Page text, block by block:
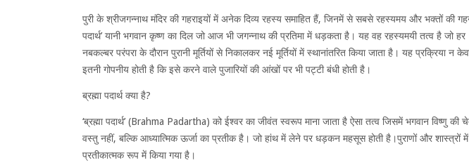
पुरी के श्रीजगन्नाथ मंदिर की गहराइयों में अनेक दिव्य रहस्य समाहित हैं, जिनमें से सबसे रहस्यमय और भक्तों की
पदार्थ’ यानी भगवान कृष्ण का दिल जो आज भी जगन्नाथ की प्रतिमा में धड़कता है। यह वह रहस्यमयी तत्व है जो हर
नबकल्बर परंपरा के दौरान पुरानी मूर्तियों से निकालकर नई मूर्तियों में स्थानांतरित किया जाता है। यह प्रक्रिया न
इतनी गोपनीय होती है कि इसे करने वाले पुजारियों की आंखों पर भी पट्टी बंधी होती है।
ब्रह्मा पदार्थ क्या है?
‘ब्रह्मा पदार्थ’ (Brahma Padartha) को ईश्वर का जीवंत स्वरूप माना जाता है ऐसा तत्व जिसमें भगवान विष्णु की
वस्तु नहीं, बल्कि आध्यात्मिक ऊर्जा का प्रतीक है। जो हांथ में लेने पर धड़कन महसूस होती है।पुराणों और
प्रतीकात्मक रूप में किया गया है।